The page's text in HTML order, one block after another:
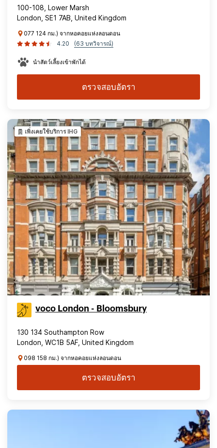
100-108, Lower Marsh
London, SE1 7AB, United Kingdom
077 124 กม.) จากหอคอยแห่งลอนดอน
4.20
(63 บทวิจารณ์)
นำสัตว์เลี้ยงเข้าพักได้
ตรวจสอบอัตรา
เพิ่งเคยใช้บริการ IHG
voco London - Bloomsbury
130 134 Southampton Row
London, WC1B 5AF, United Kingdom
098 158 กม.) จากหอคอยแห่งลอนดอน
ตรวจสอบอัตรา